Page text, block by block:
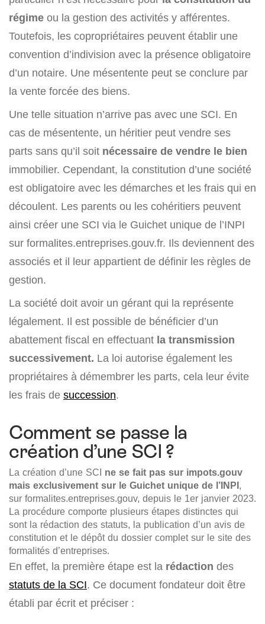
régime ou la gestion des activités y afférentes.
Toutefois, les copropriétaires peuvent établir une
convention d’indivision avec la présence obligatoire
d’un notaire. Une mésentente peut se conclure par
la vente forcée des biens.
Une telle situation n’arrive pas avec une SCI. En
cas de mésentente, un héritier peut vendre ses
parts sans qu’il soit nécessaire de vendre le bien
immobilier. Cependant, la constitution d’une société
est obligatoire avec les démarches et les frais qui en
découlent. Les parents ou les cohéritiers peuvent
ainsi créer une SCI via le Guichet unique de l’INPI
sur formalites.entreprises.gouv.fr. Ils deviennent des
associés et il leur appartient de définir les règles de
gestion.
La société doit avoir un gérant qui la représente
légalement. Il est possible de bénéficier d’un
abattement fiscal en effectuant la transmission
successivement. La loi autorise également les
propriétaires à démembrer les parts, cela leur évite
les frais de succession.
Comment se passe la
création d’une SCI ?
La création d’une SCI ne se fait pas sur impots.gouv
mais exclusivement sur le Guichet unique de l’INPI,
sur formalites.entreprises.gouv, depuis le 1er janvier 2023.
La procédure comporte plusieurs étapes distinctes qui
sont la rédaction des statuts, la publication d’un avis de
constitution et le dépôt du dossier complet sur le site des
formalités d’entreprises.
En effet, la première étape est la rédaction des
statuts de la SCI. Ce document fondateur doit être
établi par écrit et préciser :